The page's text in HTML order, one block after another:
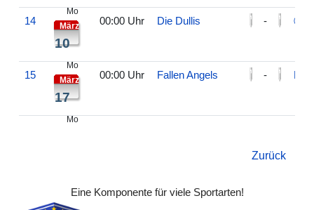
Mo
14 März
10
Mo
00:00 Uhr Die Dullis -
15 März
17
Mo
00:00 Uhr Fallen Angels - Die
Zurück
Eine Komponente für viele Sportarten!